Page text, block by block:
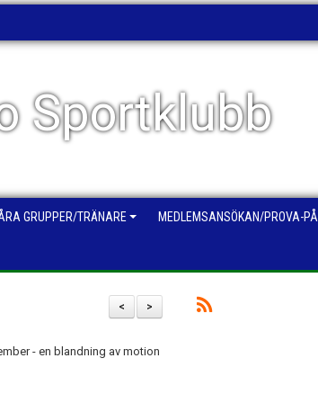
Sportklubb
GRUPPER/TRÄNARE MEDLEMSANSÖKAN/PROVA-PÅ
>
<
- en blandning av motion